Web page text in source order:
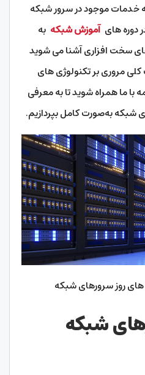
خدمات موجود در سرور شبکه
دوره هایآموزش شبکه به
سخت افزاری آشنا می شوید
کلی مروری بر تکنولوژی های
با ما همراه شوید تا به معرفی
شبکه به‌صورت کامل بپردازیم.
روز سرورهای شبکه
شبکه